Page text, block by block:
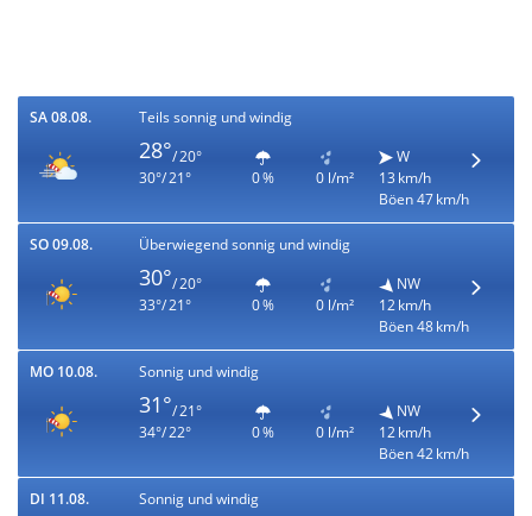
SA 08.08. Teils sonnig und windig
28°/ 20°
30°/ 21°
0 % 0 l/m²
W
13 km/h
Böen 47 km/h
SO 09.08. Überwiegend sonnig und windig
30°/ 20°
33°/ 21°
0 % 0 l/m²
NW
12 km/h
Böen 48 km/h
MO 10.08. Sonnig und windig
31°/ 21°
34°/ 22°
0 % 0 l/m²
NW
12 km/h
Böen 42 km/h
DI 11.08. Sonnig und windig